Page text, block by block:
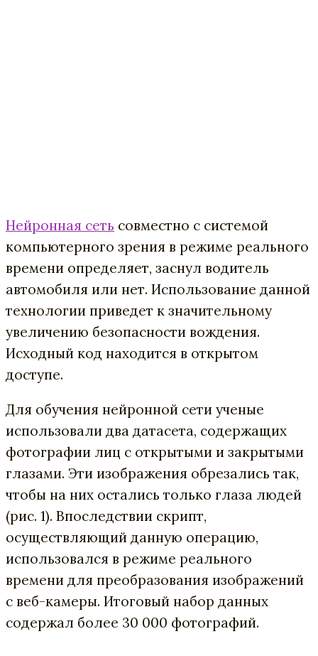
Нейронная сеть совместно с системой
компьютерного зрения в режиме реального
времени определяет, заснул водитель
автомобиля или нет. Использование данной
технологии приведет к значительному
увеличению безопасности вождения.
Исходный код находится в открытом
доступе.
Для обучения нейронной сети ученые
использовали два датасета, содержащих
фотографии лиц с открытыми и закрытыми
глазами. Эти изображения обрезались так,
чтобы на них остались только глаза людей
(рис. 1). Впоследствии скрипт,
осуществляющий данную операцию,
использовался в режиме реального
времени для преобразования изображений
с веб-камеры. Итоговый набор данных
содержал более 30 000 фотографий.